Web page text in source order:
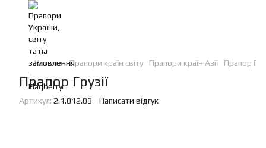
Каталог Прапори країн світу Прапори країн Азії Прапор
Прапор Грузії
Артикул: 2.1.012.03 Написати відгук